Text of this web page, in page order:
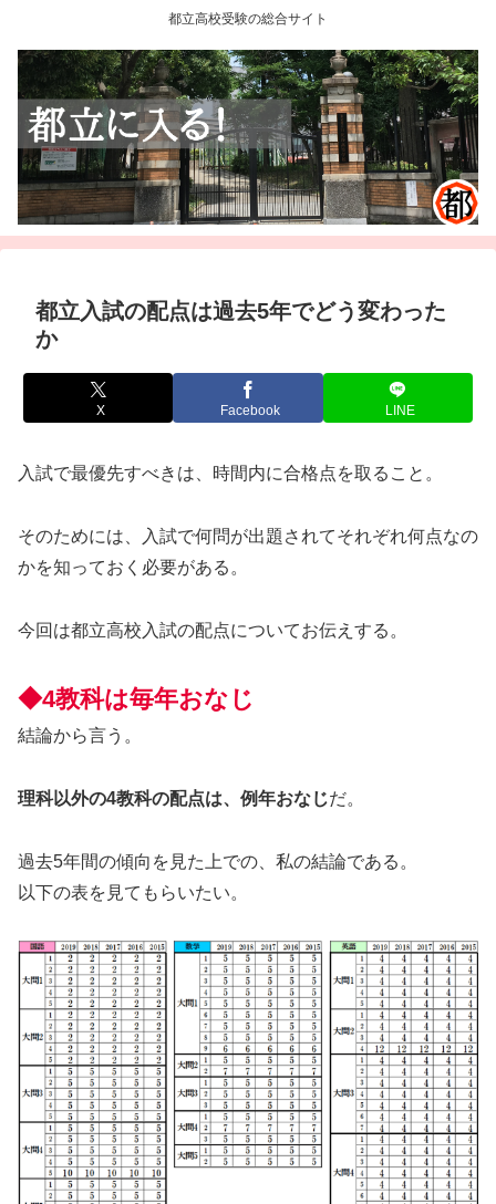
都立高校受験の総合サイト
都立入試の配点は過去5年でどう変わった
か
X Facebook LINE
入試で最優先すべきは、時間内に合格点を取ること。
そのためには、入試で何問が出題されてそれぞれ何点なの
かを知っておく必要がある。
今回は都立高校入試の配点についてお伝えする。
◆4教科は毎年おなじ
結論から言う。
理科以外の4教科の配点は、例年おなじだ。
過去5年間の傾向を見た上での、私の結論である。
以下の表を見てもらいたい。